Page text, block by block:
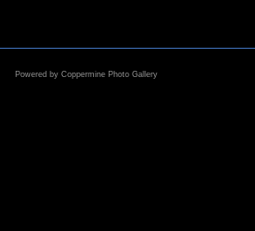
Powered by Coppermine Photo Gallery